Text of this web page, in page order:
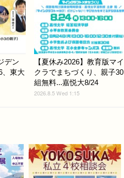
デン
、東大
【夏休み2026】教育版マイ
クラでまちづくり、親子30
組無料...嘉悦大8/24
2026.8.5 Wed 1:15